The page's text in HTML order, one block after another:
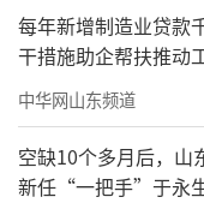
每年新增制造业贷款
干措施助企帮扶推动
中华网山东频道
空缺10个多月后，山
新任“一把手”于永